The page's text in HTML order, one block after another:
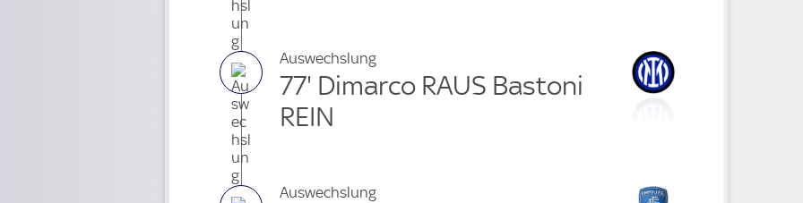
Auswechslung
77' Dimarco RAUS Bastoni
REIN
Auswechslung